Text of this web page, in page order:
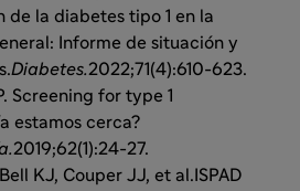
de la diabetes tipo 1 en la
Informe de situación y
Diabetes.2022;71(4):610-623.
Screening for type 1
estamos cerca?
2019;62(1):24-27.
Bell KJ, Couper JJ, et al.ISPAD